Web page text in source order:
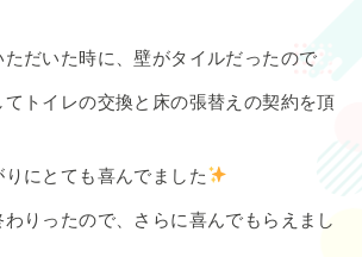
だいた時に、壁がタイルだったので
トイレの交換と床の張替えの契約を頂
にとても喜んでました
りったので、さらに喜んでもらえまし